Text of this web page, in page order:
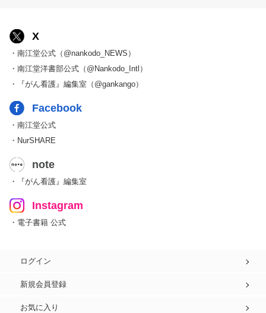
X
・南江堂公式（@nankodo_NEWS）
・南江堂洋書部公式（@Nankodo_Intl）
・『がん看護』編集室（@gankango）
Facebook
・南江堂公式
・NurSHARE
note
・『がん看護』編集室
Instagram
・電子書籍 公式
ログイン
新規会員登録
お気に入り